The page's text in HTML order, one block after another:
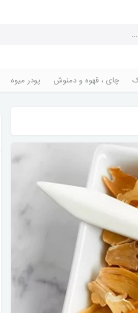
چای ، قهوه و دمنوش پودر میوه